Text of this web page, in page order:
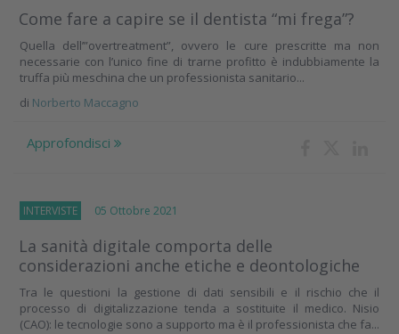
Come fare a capire se il dentista “mi frega”?
Quella dell’”overtreatment”, ovvero le cure prescritte ma non
necessarie con l’unico fine di trarne profitto è indubbiamente la
truffa più meschina che un professionista sanitario...
di Norberto Maccagno
Approfondisci
INTERVISTE 05 Ottobre 2021
La sanità digitale comporta delle
considerazioni anche etiche e deontologiche
Tra le questioni la gestione di dati sensibili e il rischio che il
processo di digitalizzazione tenda a sostituite il medico. Nisio
(CAO): le tecnologie sono a supporto ma è il professionista che fa...